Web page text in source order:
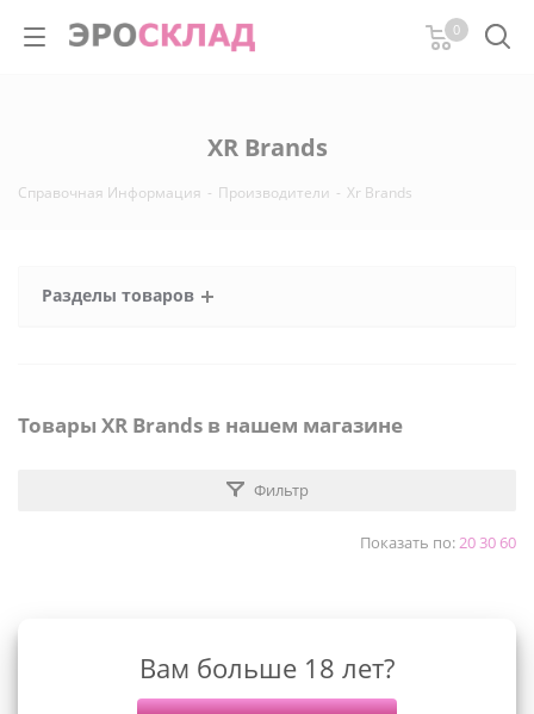
0
XR Brands
Справочная Информация - Производители - Xr Brands
Разделы товаров
Товары XR Brands в нашем магазине
Фильтр
Показать по:203060
В данный момент нет активных
товаров
Вам больше 18 лет?